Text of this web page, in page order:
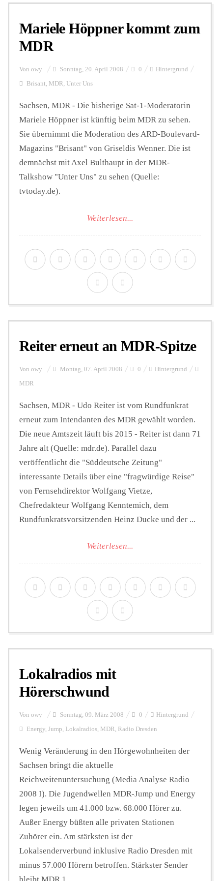
Personalien
Hintergrund
FUNKTURM-Beiträge
Podcast
Seminare
Mariele Höppner kommt zum
MDR
Von owy Sonntag, 20. April 2008 0 Hintergrund
Brisant, MDR, Unter Uns
Sachsen, MDR - Die bisherige Sat-1-Moderatorin
Mariele Höppner ist künftig beim MDR zu sehen.
Sie übernimmt die Moderation des ARD-Boulevard-
Magazins "Brisant" von Griseldis Wenner. Die ist
demnächst mit Axel Bulthaupt in der MDR-
Talkshow "Unter Uns" zu sehen (Quelle:
tvtoday.de).
Weiterlesen...
Reiter erneut an MDR-Spitze
Von owy Montag, 07. April 2008 0 Hintergrund
MDR
Sachsen, MDR - Udo Reiter ist vom Rundfunkrat
erneut zum Intendanten des MDR gewählt worden.
Die neue Amtszeit läuft bis 2015 - Reiter ist dann 71
Jahre alt (Quelle: mdr.de). Parallel dazu
veröffentlicht die "Süddeutsche Zeitung"
interessante Details über eine "fragwürdige Reise"
von Fernsehdirektor Wolfgang Vietze,
Chefredakteur Wolfgang Kenntemich, dem
Rundfunkratsvorsitzenden Heinz Ducke und der ...
Weiterlesen...
Lokalradios mit
Hörerschwund
Von owy Sonntag, 09. März 2008 0 Hintergrund
Energy, Jump, Lokalradios, MDR, Radio Dresden
Wenig Veränderung in den Hörgewohnheiten der
Sachsen bringt die aktuelle
Reichweitenuntersuchung (Media Analyse Radio
2008 I). Die Jugendwellen MDR-Jump und Energy
legen jeweils um 41.000 bzw. 68.000 Hörer zu.
Außer Energy büßten alle privaten Stationen
Zuhörer ein. Am stärksten ist der
Lokalsenderverbund inklusive Radio Dresden mit
minus 57.000 Hörern betroffen. Stärkster Sender